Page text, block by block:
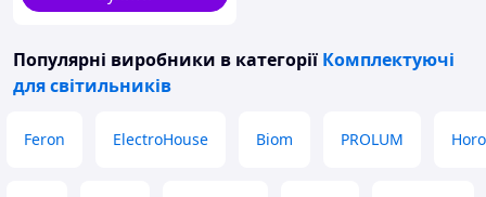
Популярні виробники в категорії Комплектуючі
для світильників
Feron ElectroHouse Biom PROLUM